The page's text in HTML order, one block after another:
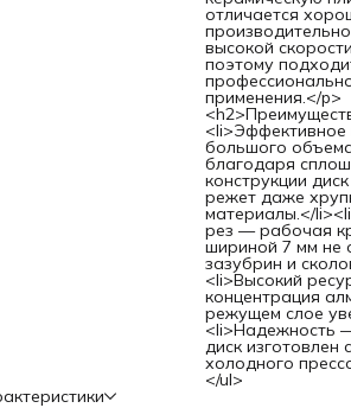
отличается
высокой
поэтому
применения.</p>
<li>Эффективное
большого
благодаря
конструкции
режет даже
материалы.</
рез — рабочая
шириной 7 мм не
зазубрин и
<li>Высокий
концентрация
режущем слое
<li>Надежность
диск изготовлен
холодного
</ul>